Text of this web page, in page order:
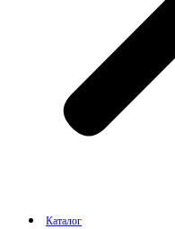
Каталог